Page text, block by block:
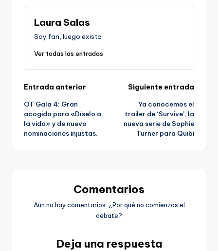
Laura Salas
Soy fan, luego existo
Ver todas las entradas
Navegación
de
entradas
Entrada anterior
OT Gala 4: Gran
acogida para «Díselo a
la vida» y de nuevo
nominaciones injustas.
Siguiente entrada
Ya conocemos el
trailer de ‘Survive’, la
nueva serie de Sophie
Turner para Quibi
Comentarios
Aún no hay comentarios. ¿Por qué no comienzas el
debate?
Deja una respuesta